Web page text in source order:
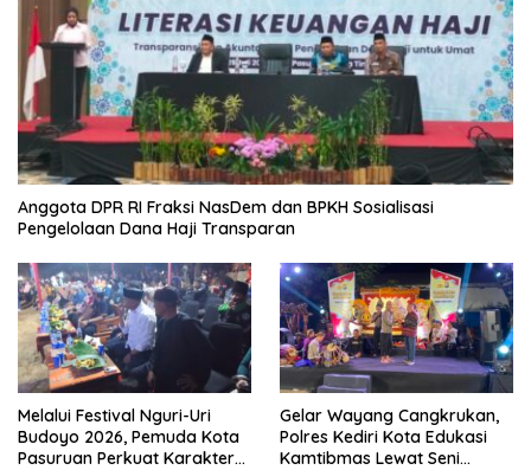
Anggota DPR RI Fraksi NasDem dan BPKH Sosialisasi
Pengelolaan Dana Haji Transparan
Melalui Festival Nguri-Uri
Budoyo 2026, Pemuda Kota
Pasuruan Perkuat Karakter
Gelar Wayang Cangkrukan,
Polres Kediri Kota Edukasi
Kamtibmas Lewat Seni